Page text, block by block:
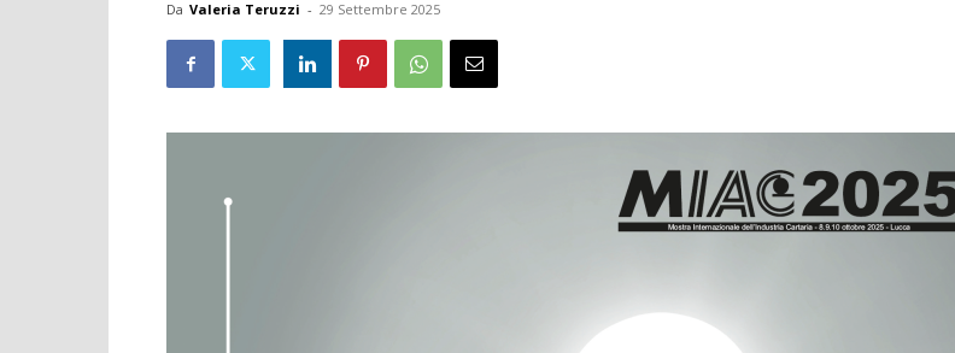
Da Valeria Teruzzi - 29 Settembre 2025